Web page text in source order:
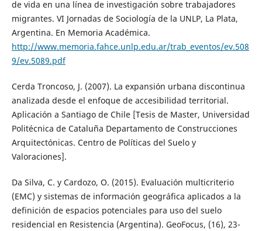
de vida en una línea de investigación sobre trabajadores
migrantes. VI Jornadas de Sociología de la UNLP, La Plata,
Argentina. En Memoria Académica.
http://www.memoria.fahce.unlp.edu.ar/trab_eventos/ev.508
9/ev.5089.pdf
Cerda Troncoso, J. (2007). La expansión urbana discontinua
analizada desde el enfoque de accesibilidad territorial.
Aplicación a Santiago de Chile [Tesis de Master, Universidad
Politécnica de Cataluña Departamento de Construcciones
Arquitectónicas. Centro de Políticas del Suelo y
Valoraciones].
Da Silva, C. y Cardozo, O. (2015). Evaluación multicriterio
(EMC) y sistemas de información geográfica aplicados a la
definición de espacios potenciales para uso del suelo
residencial en Resistencia (Argentina). GeoFocus, (16), 23-